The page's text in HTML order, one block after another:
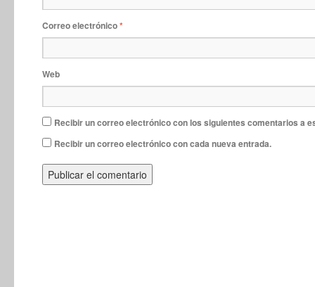
Correo electrónico*
Web
Recibir un correo electrónico con los siguientes comentarios a
Recibir un correo electrónico con cada nueva entrada.